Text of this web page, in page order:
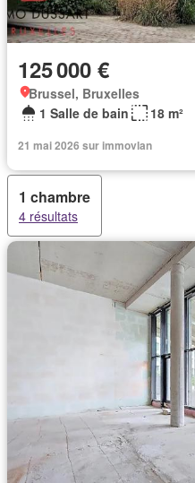
125 000 €
Brussel, Bruxelles
1 Salle de bain
18 m²
21 mai 2026 sur immovlan
1 chambre
4 résultats